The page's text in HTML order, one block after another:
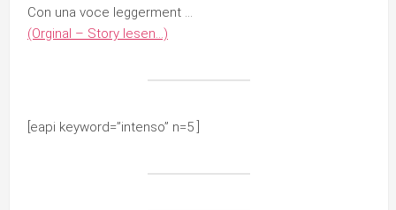
Con una voce leggerment …
(Orginal – Story lesen…)
[eapi keyword=”intenso” n=5 ]